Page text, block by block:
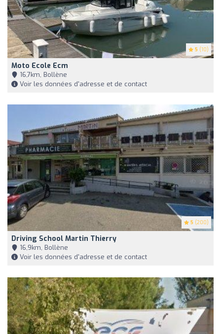
5 (10)
Moto Ecole Ecm
16,7km, Bollène
Voir les données d'adresse et de contact
5 (200)
Driving School Martin Thierry
16,9km, Bollène
Voir les données d'adresse et de contact